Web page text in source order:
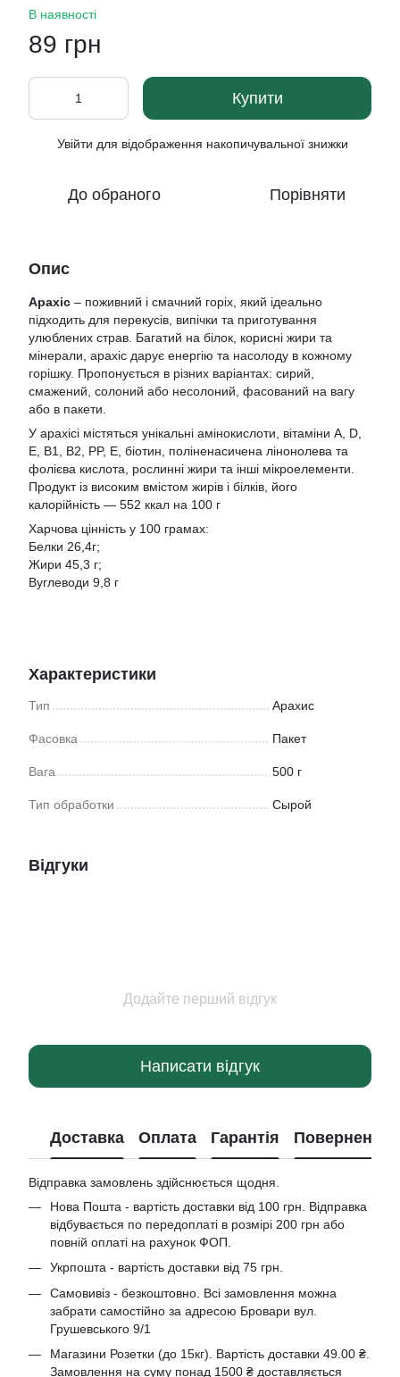
В наявності
89 грн
Купити
Увійти для відображення накопичувальної знижки
До обраного Порівняти
Опис
Арахіс – поживний і смачний горіх, який ідеально
підходить для перекусів, випічки та приготування
улюблених страв. Багатий на білок, корисні жири та
мінерали, арахіс дарує енергію та насолоду в кожному
горішку. Пропонується в різних варіантах: сирий,
смажений, солоний або несолоний, фасований на вагу
або в пакети.
У арахісі містяться унікальні амінокислоти, вітаміни A, D,
E, В1, В2, PP, Е, біотин, поліненасичена лінонолева та
фолієва кислота, рослинні жири та інші мікроелементи.
Продукт із високим вмістом жирів і білків, його
калорійність — 552 ккал на 100 г
Харчова цінність у 100 грамах:
Белки 26,4г;
Жири 45,3 г;
Вуглеводи 9,8 г
Характеристики
Тип Арахис
Фасовка Пакет
Вага 500 г
Тип обработки Сырой
Відгуки
Додайте перший відгук
Написати відгук
Доставка Оплата Гарантія Повернення
Відправка замовлень здійснюється щодня.
Нова Пошта - вартість доставки від 100 грн. Відправка
відбувається по передоплаті в розмірі 200 грн або
повній оплаті на рахунок ФОП.
Укрпошта - вартість доставки від 75 грн.
Самовивіз - безкоштовно. Всі замовлення можна
забрати самостійно за адресою Бровари вул.
Грушевського 9/1
Магазини Розетки (до 15кг). Вартість доставки 49.00 ₴.
Замовлення на суму понад 1500 ₴ доставляється